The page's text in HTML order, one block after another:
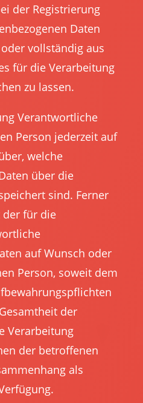
der Registrierung
Daten
vollständig aus
für die Verarbeitung
zu lassen.
Verantwortliche
Person jederzeit auf
welche
über die
sind. Ferner
für die
auf Wunsch oder
Person, soweit dem
der
Verarbeitung
der betroffenen
als